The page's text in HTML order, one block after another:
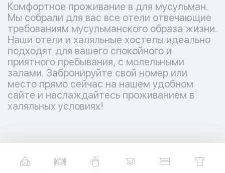
Комфортное проживание в для мусульман.
Мы собрали для вас все отели отвечающие
требованиям мусульманского образа жизни.
Наши отели и халяльные хостелы идеально
подходят для вашего спокойного и
приятного пребывания, с молельными
залами. Забронируйте свой номер или
место прямо сейчас на нашем удобном
сайте и наслаждайтесь проживанием в
халяльных условиях!